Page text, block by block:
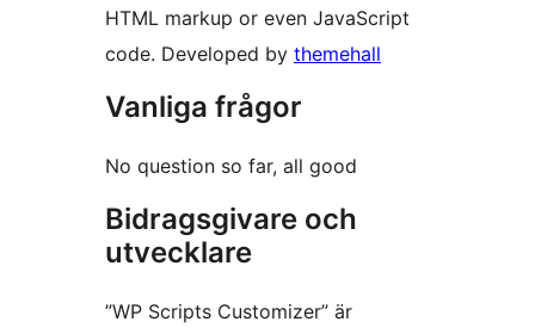
HTML markup or even JavaScript
code. Developed by themehall
Vanliga frågor
No question so far, all good
Bidragsgivare och
utvecklare
”WP Scripts Customizer” är